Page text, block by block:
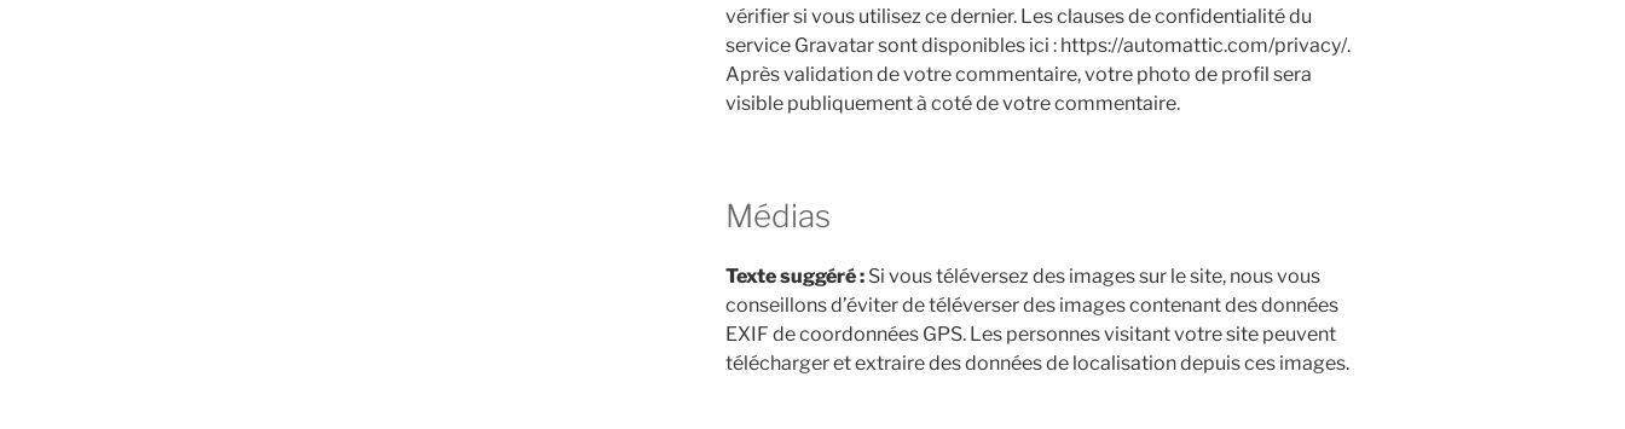
vérifier si vous utilisez ce dernier. Les clauses de confidentialité du
service Gravatar sont disponibles ici : https://automattic.com/privacy/.
Après validation de votre commentaire, votre photo de profil sera
visible publiquement à coté de votre commentaire.
Médias
Texte suggéré : Si vous téléversez des images sur le site, nous vous
conseillons d’éviter de téléverser des images contenant des données
EXIF de coordonnées GPS. Les personnes visitant votre site peuvent
télécharger et extraire des données de localisation depuis ces images.